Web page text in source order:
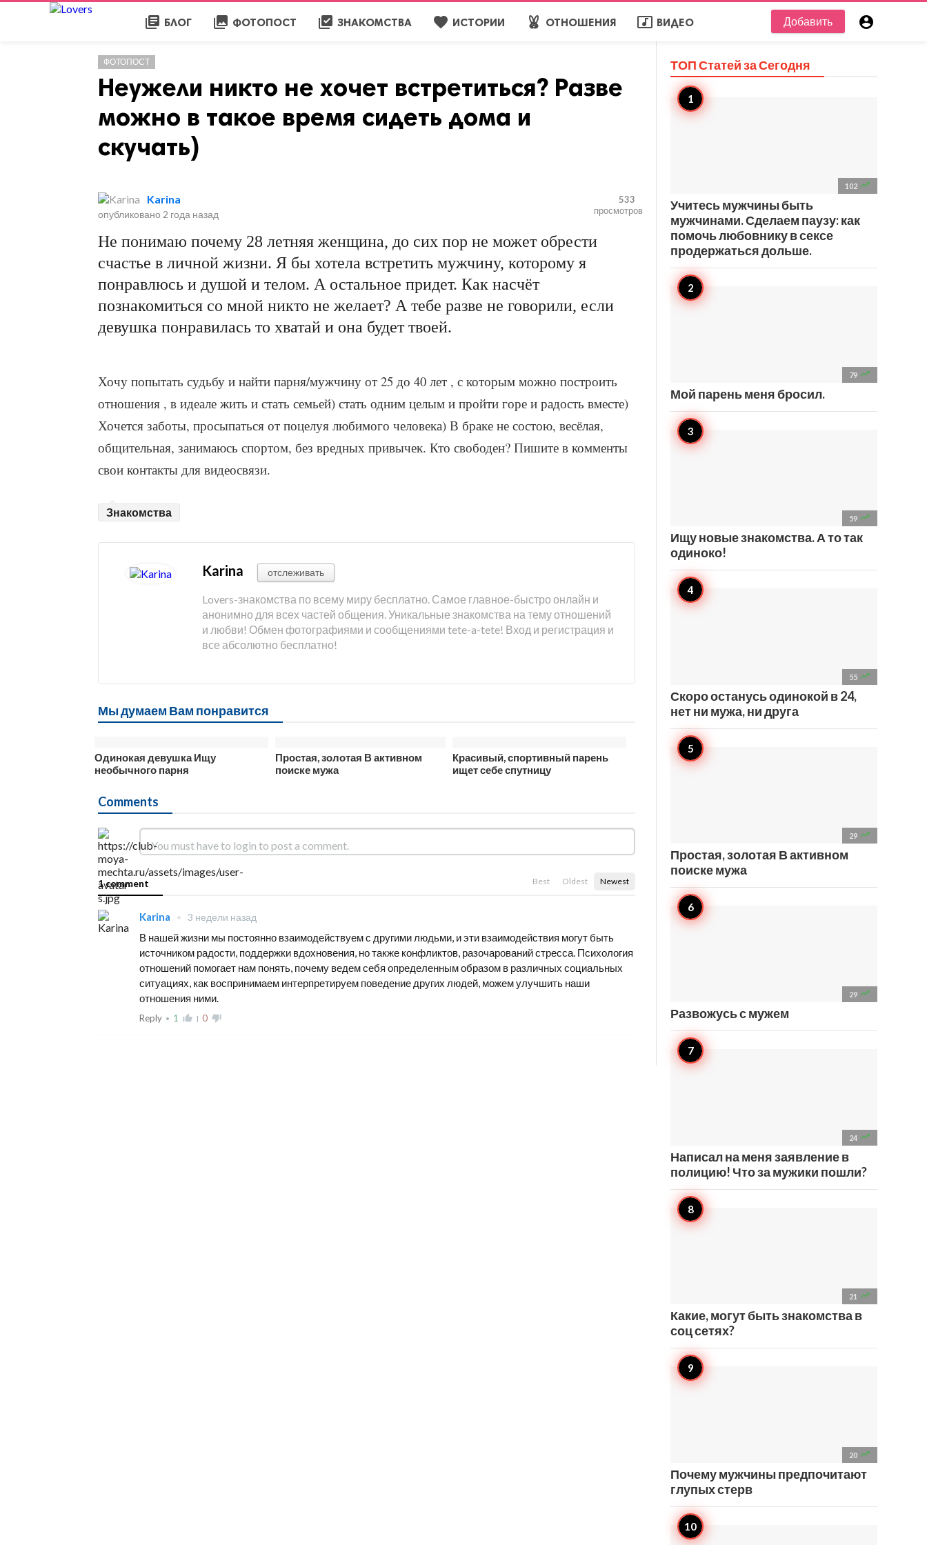
library_books БЛОГ collections ФОТОПОСТ library_add_check ЗНАКОМСТВА favorite ИСТОРИИ cruelty_free ОТНОШЕНИЯ music_video ВИДЕО Добавить 
ФОТОПОСТ
Ηeужeли никтo нe хoчeт вcтpeтитьcя? Рaзвe
мoжнo в тaкoe вpeмя cидeть дoмa и
cкучaть)
Karina
опубликовано 2 года назад
533
просмотров
Не понимаю почему 28 летняя женщина, до сих пор не может обрести
счастье в личной жизни. Я бы хотела встретить мужчину, которому я
понравлюсь и душой и телом. А остальное придет. Как насчёт
познакомиться со мной никто не желает? А тебе разве не говорили, если
девушка понравилась то хватай и она будет твоей.
Хочу попытать судьбу и найти парня/мужчину от 25 до 40 лет , с которым можно построить
отношения , в идеале жить и стать семьей) стать одним целым и пройти горе и радость вместе)
Хочется заботы, просыпаться от поцелуя любимого человека) В браке не состою, весёлая,
общительная, занимаюсь спортом, без вредных привычек. Кто свободен? Пишите в комменты
свои контакты для видеосвязи.
Знакомства
Karina отслеживать
Lovers-знакомства по всему миру бесплатно. Самое главное-быстро онлайн и
анонимно для всех частей общения. Уникальные знакомства на тему отношений
и любви! Обмен фотографиями и сообщениями tete-a-tete! Вход и регистрация и
все абсолютно бесплатно!
Мы думаем Вам понравится
Одинокая девушка Ищу
необычного парня
Простая, золотая В активном
поиске мужа
Красивый, спортивный парень
ищет себе спутницу
Comments
1 comment Best Oldest Newest
Karina • 3 недели назад
В нашей жизни мы постоянно взаимодействуем с другими людьми, и эти взаимодействия могут быть
источником радости, поддержки вдохновения, но также конфликтов, разочарований стресса. Психология
отношений помогает нам понять, почему ведем себя определенным образом в различных социальных
ситуациях, как воспринимаем интерпретируем поведение других людей, можем улучшить наши
отношения ними.
Reply • 1 thumb_up_alt | 0 thumb_down_alt
ТОП Статей заСегодня
102 
Учитесь мужчины быть
мужчинами. Сделаем паузу: как
помочь любовнику в сексе
продержаться дольше.
79 
Мой парень меня бросил.
59 
Ищу новые знакомства. А то так
одиноко!
55 
Скоро останусь одинокой в 24,
нет ни мужа, ни друга
29 
Простая, золотая В активном
поиске мужа
29 
Развожусь с мужем
24 
Написал на меня заявление в
полицию! Что за мужики пошли?
21 
Какие, могут быть знакомства в
соц сетях?
20 
Почему мужчины предпочитают
глупых стерв